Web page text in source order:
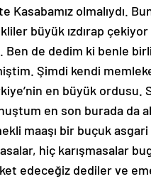
olmalıydı.
büyük ızdırap
Ben de dedim ki benle
Şimdi kendi
en büyük ordusu.
en son burada da
maaşı bir buçuk
hiç karışmasalar
edeceğiz dediler ve